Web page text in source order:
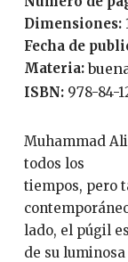
Dimensiones:
Fecha de
Materia:
ISBN: 978-84-
Muhammad Ali es el boxeador más grande de
todos los
tiempos, pero
lado, el púgil
de su